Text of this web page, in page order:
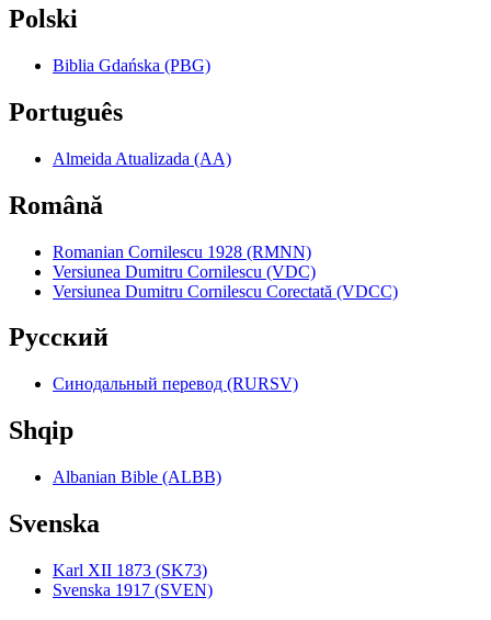
Polski
Biblia Gdańska (PBG)
Português
Almeida Atualizada (AA)
Română
Romanian Cornilescu 1928 (RMNN)
Versiunea Dumitru Cornilescu (VDC)
Versiunea Dumitru Cornilescu Corectată (VDCC)
Pyccкий
Синодальный перевод (RURSV)
Shqip
Albanian Bible (ALBB)
Svenska
Karl XII 1873 (SK73)
Svenska 1917 (SVEN)